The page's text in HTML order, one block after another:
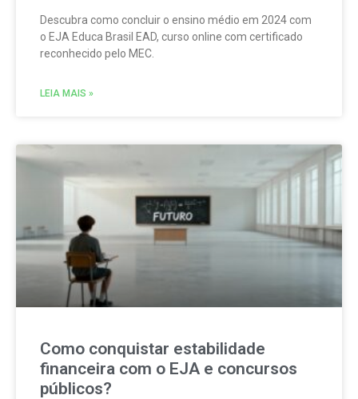
Descubra como concluir o ensino médio em 2024 com
o EJA Educa Brasil EAD, curso online com certificado
reconhecido pelo MEC.
LEIA MAIS »
Como conquistar estabilidade
financeira com o EJA e concursos
públicos?